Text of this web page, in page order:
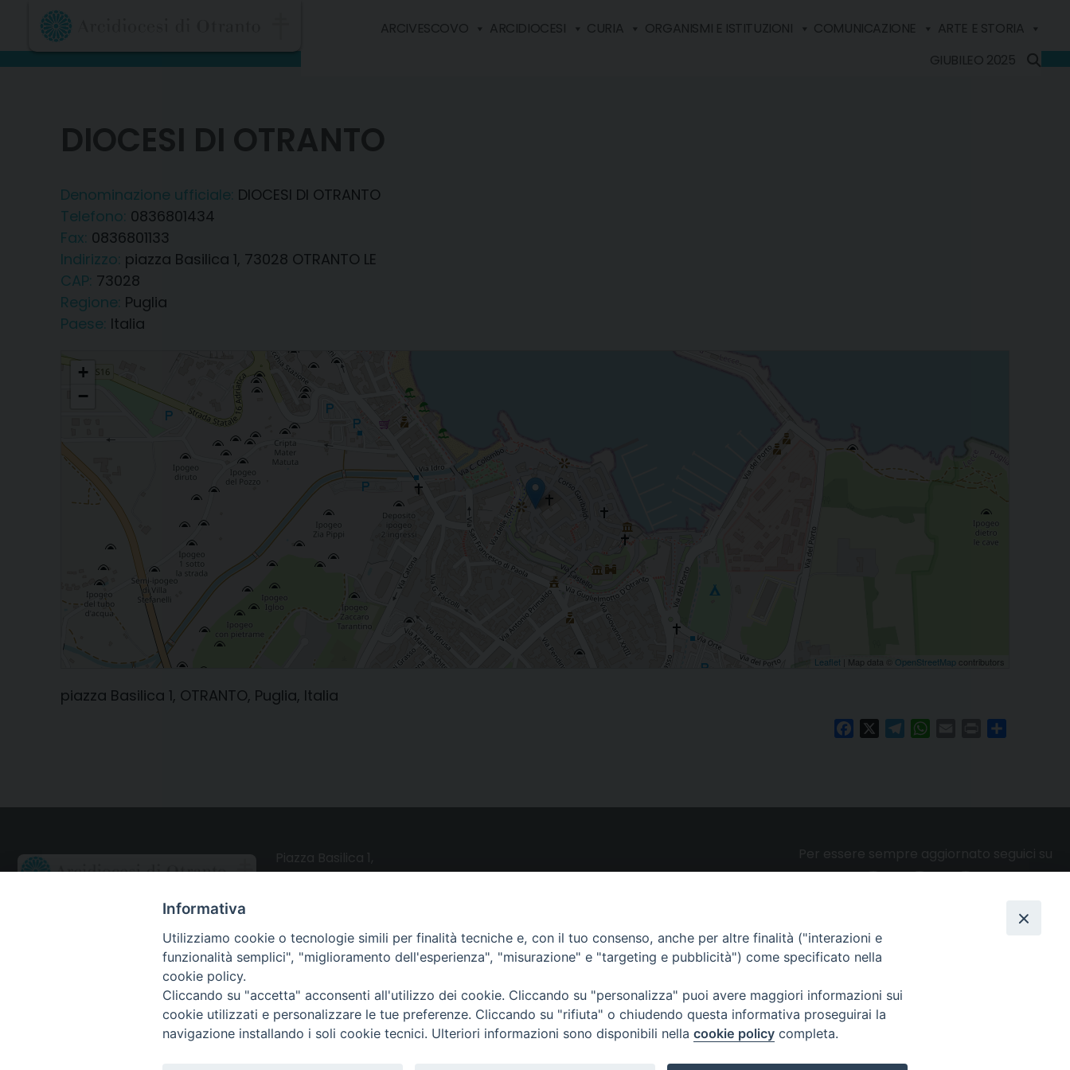
content
ARCIVESCOVO ARCIDIOCESI CURIA ORGANISMI E ISTITUZIONI COMUNICAZIONE
ARTE E STORIA
GIUBILEO 2025
DIOCESI DI OTRANTO
Denominazione ufficiale: DIOCESI DI OTRANTO
Telefono: 0836801434
Fax: 0836801133
Indirizzo: piazza Basilica 1, 73028 OTRANTO LE
CAP: 73028
Regione: Puglia
Paese: Italia
DIOCESI DI OTRANTO
+
−
Leaflet | Map data © OpenStreetMap contributors
piazza Basilica 1, OTRANTO, Puglia, Italia
FacebookTelegramWhatsAppPrint
CONTATTI
Webmail Uffici
Webmail Parrocchie
UTILITY
Altri articoli
Notizie nazionali
Privacy e cookie policy
Informativa
Utilizziamo cookie o tecnologie simili per finalità tecniche e, con il tuo consenso, anche per altre finalità ("interazioni e
funzionalità semplici", "miglioramento dell'esperienza", "misurazione" e "targeting e pubblicità") come specificato nella
cookie policy.
Cliccando su "accetta" acconsenti all'utilizzo dei cookie. Cliccando su "personalizza" puoi avere maggiori informazioni sui
cookie utilizzati e personalizzare le tue preferenze. Cliccando su "rifiuta" o chiudendo questa informativa proseguirai la
navigazione installando i soli cookie tecnici. Ulteriori informazioni sono disponibili nella cookie policy completa.